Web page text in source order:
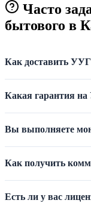
Часто
бытового в
Как доставить
Какая гарантия
Вы выполняете
Как получить
Есть ли у вас